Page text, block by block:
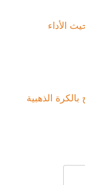
الذهبية